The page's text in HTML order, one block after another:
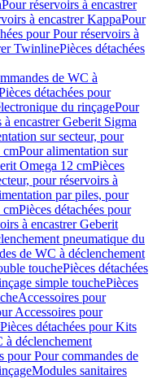
Pour réservoirs à encastrer
à encastrer KappaPour
pour Pour réservoirs à
TwinlinePièces détachées
de WC à
détachées pour
du rinçagePour
encastrer Geberit Sigma
sur secteur, pour
cmPour alimentation sur
Omega 12 cmPièces
pour réservoirs à
par piles, pour
cmPièces détachées pour
à encastrer Geberit
pneumatique du
de WC à déclenchement
touchePièces détachées
simple touchePièces
Accessoires pour
Accessoires pour
Pièces détachées pour Kits
à déclenchement
pour Pour commandes de
Modules sanitaires